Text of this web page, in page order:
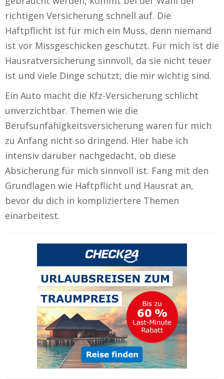
richtigen Versicherung schnell auf. Die
Haftpflicht ist für mich ein Muss, denn niemand
ist vor Missgeschicken geschützt. Für mich ist die
Hausratversicherung sinnvoll, da sie nicht teuer
ist und viele Dinge schützt, die mir wichtig sind.
Ein Auto macht die Kfz-Versicherung schlicht
unverzichtbar. Themen wie die
Berufsunfähigkeitsversicherung waren für mich
zu Anfang nicht so dringend. Hier habe ich
intensiv darüber nachgedacht, ob diese
Absicherung für mich sinnvoll ist. Fang mit den
Grundlagen wie Haftpflicht und Hausrat an,
bevor du dich in kompliziertere Themen
einarbeitest.